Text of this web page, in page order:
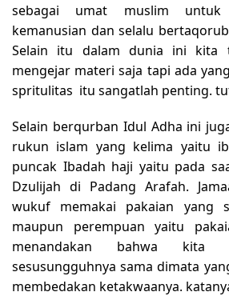
sebagai umat muslim untuk
kemanusian dan selalu bertaqorub
Selain itu dalam dunia ini kita
mengejar materi saja tapi ada
spritulitas itu sangatlah penting.
Selain berqurban Idul Adha ini
rukun islam yang kelima yaitu
puncak Ibadah haji yaitu pada
Dzulijah di Padang Arafah.
wukuf memakai pakaian yang
maupun perempuan yaitu
menandakan bahwa kita
sesusungguhnya sama dimata
membedakan ketakwaanya.